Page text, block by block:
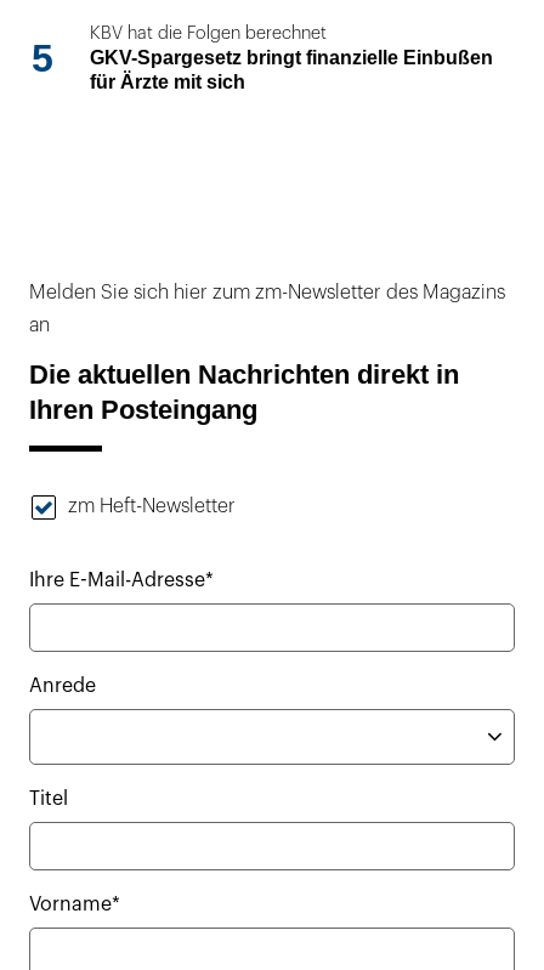
5
KBV hat die Folgen berechnet
GKV-Spargesetz bringt finanzielle Einbußen
für Ärzte mit sich
Melden Sie sich hier zum zm-Newsletter des Magazins
an
Die aktuellen Nachrichten direkt in
Ihren Posteingang
zm Heft-Newsletter
Ihre E-Mail-Adresse*
Anrede
Titel
Vorname*